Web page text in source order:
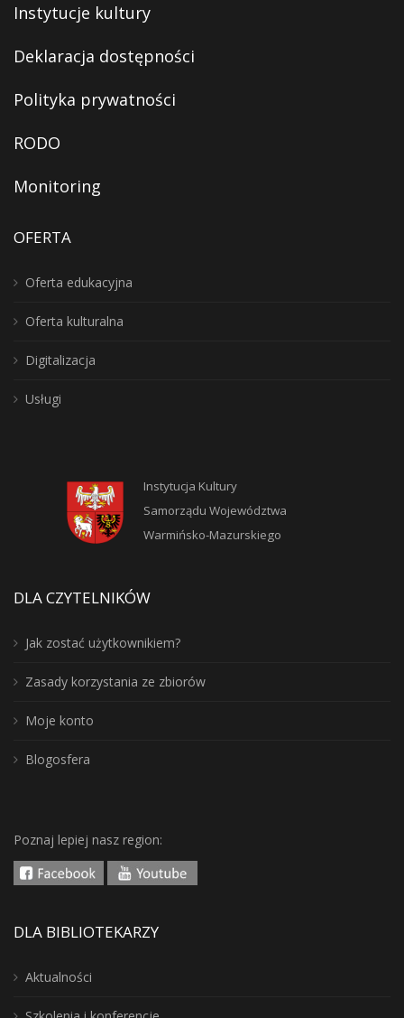
Instytucje kultury
Deklaracja dostępności
Polityka prywatności
RODO
Monitoring
OFERTA
Oferta edukacyjna
Oferta kulturalna
Digitalizacja
Usługi
Instytucja Kultury
Samorządu Województwa
Warmińsko-Mazurskiego
DLA CZYTELNIKÓW
Jak zostać użytkownikiem?
Zasady korzystania ze zbiorów
Moje konto
Blogosfera
Poznaj lepiej nasz region:
DLA BIBLIOTEKARZY
Aktualności